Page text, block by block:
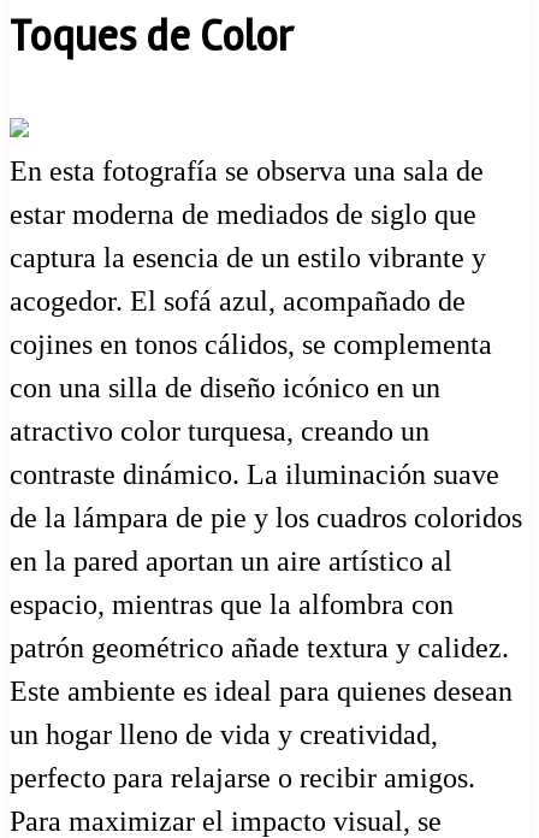
Toques de Color
En esta fotografía se observa una sala de
estar moderna de mediados de siglo que
captura la esencia de un estilo vibrante y
acogedor. El sofá azul, acompañado de
cojines en tonos cálidos, se complementa
con una silla de diseño icónico en un
atractivo color turquesa, creando un
contraste dinámico. La iluminación suave
de la lámpara de pie y los cuadros coloridos
en la pared aportan un aire artístico al
espacio, mientras que la alfombra con
patrón geométrico añade textura y calidez.
Este ambiente es ideal para quienes desean
un hogar lleno de vida y creatividad,
perfecto para relajarse o recibir amigos.
Para maximizar el impacto visual, se